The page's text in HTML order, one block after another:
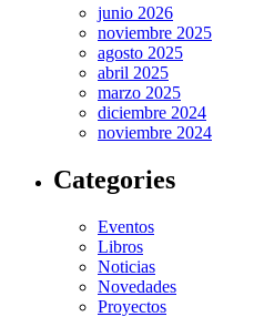
junio 2026
noviembre 2025
agosto 2025
abril 2025
marzo 2025
diciembre 2024
noviembre 2024
Categories
Eventos
Libros
Noticias
Novedades
Proyectos